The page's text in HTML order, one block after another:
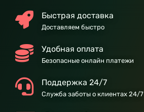
Быстрая доставка
Доставляем быстро
Удобная оплата
Безопасные онлайн платежи
Поддержка 24/7
Служба заботы о клиентах 24/7